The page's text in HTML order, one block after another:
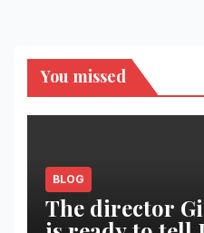
You missed
BLOG
The director